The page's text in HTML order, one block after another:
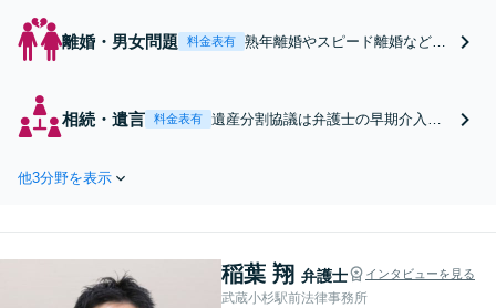
離婚・男女問題 料金表有
熟年離婚やスピード離婚など、
た場合も、適切な金額かチェッ
相続・遺言 料金表有
遺産分割協議は弁護士の早期介入
ください【完全個室】【土日祝日面
他3分野を表示
稲葉 翔 弁護士 インタビューを見る
武蔵小杉駅前法律事務所